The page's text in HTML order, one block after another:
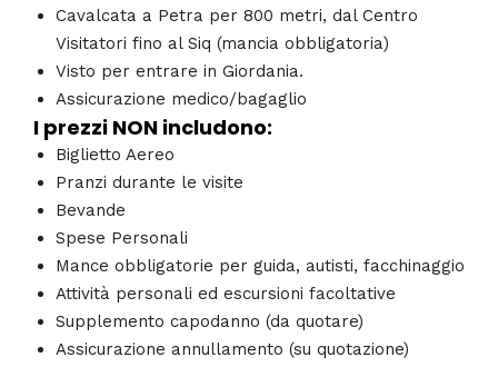
Cavalcata a Petra per 800 metri, dal Centro
Visitatori fino al Siq (mancia obbligatoria)
Visto per entrare in Giordania.
Assicurazione medico/bagaglio
I prezzi NON includono:
Biglietto Aereo
Pranzi durante le visite
Bevande
Spese Personali
Mance obbligatorie per guida, autisti, facchinaggio
Attività personali ed escursioni facoltative
Supplemento capodanno (da quotare)
Assicurazione annullamento (su quotazione)